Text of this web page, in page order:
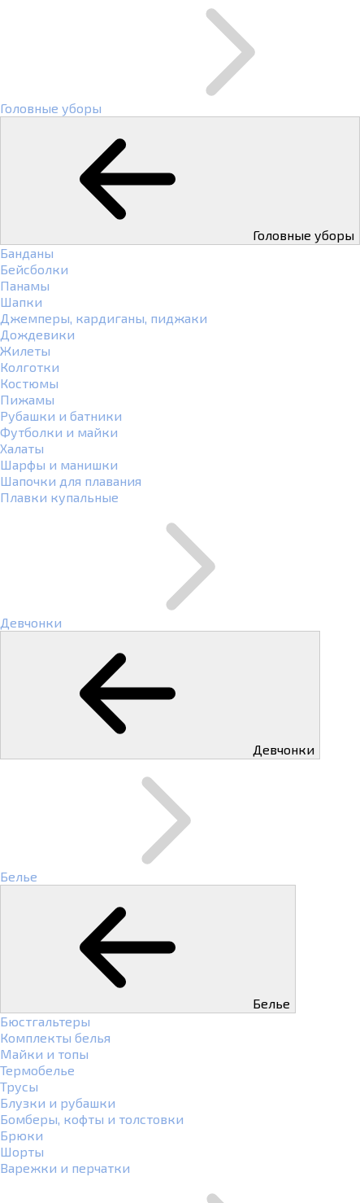
Головные уборы
Головные уборы
Банданы
Бейсболки
Панамы
Шапки
Джемперы, кардиганы, пиджаки
Дождевики
Жилеты
Колготки
Костюмы
Пижамы
Рубашки и батники
Футболки и майки
Халаты
Шарфы и манишки
Шапочки для плавания
Плавки купальные
Девчонки
Девчонки
Белье
Белье
Бюстгальтеры
Комплекты белья
Майки и топы
Термобелье
Трусы
Блузки и рубашки
Бомберы, кофты и толстовки
Брюки
Шорты
Варежки и перчатки